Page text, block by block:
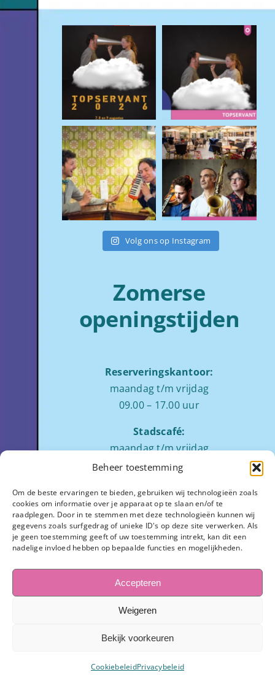
Beheer toestemming
Om de beste ervaringen te bieden, gebruiken wij technologieën zoals
cookies om informatie over je apparaat op te slaan en/of te
raadplegen. Door in te stemmen met deze technologieën kunnen wij
gegevens zoals surfgedrag of unieke ID's op deze site verwerken. Als
je geen toestemming geeft of uw toestemming intrekt, kan dit een
nadelige invloed hebben op bepaalde functies en mogelijkheden.
Accepteren
Weigeren
Bekijk voorkeuren
CookiebeleidPrivacybeleid
Volg ons op Instagram
Zomerse
openingstijden
Reserveringskantoor:
maandag t/m vrijdag
09.00 – 17.00 uur
Stadscafé:
maandag t/m vrijdag
tussen 09:00 – 17:00 uur
Zaalverhuur:
ochtend: 08.00 tot 12.00
middag: 13.00 tot 17.00
avond:op aanvraag
Stadhuisplein 7
3811 LM Amersfoort
033-445 1654
info@observant.nl